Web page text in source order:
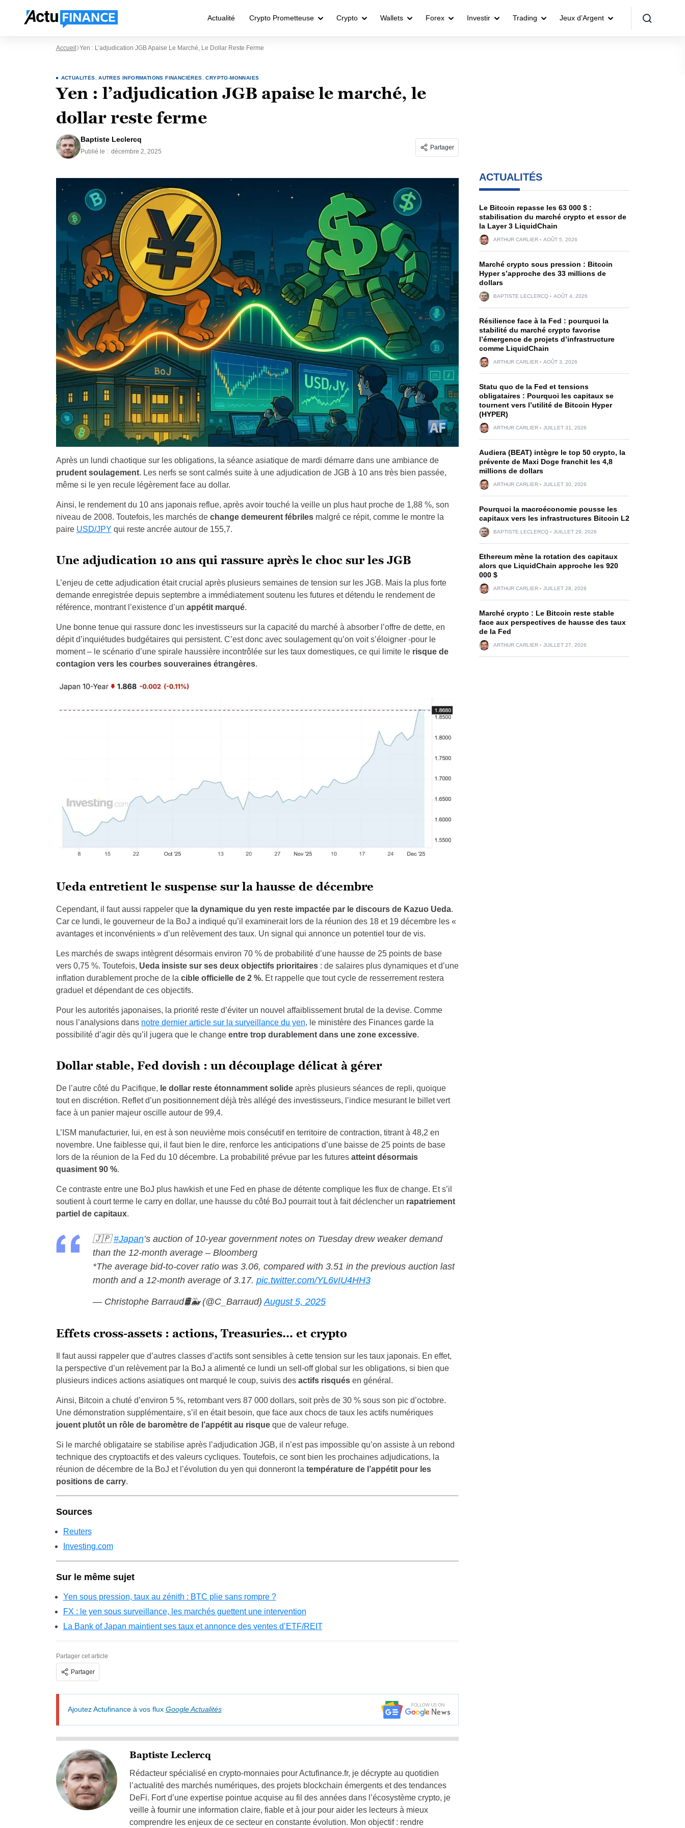
Actualité Crypto Prometteuse Crypto Wallets Forex Investir Trading Jeux d’Argent
Accueil Yen : L’adjudication JGB Apaise Le Marché, Le Dollar Reste Ferme
ACTUALITÉS ,AUTRES INFORMATIONS FINANCIÈRES ,CRYPTO-MONNAIES
Yen : l’adjudication JGB apaise le marché, le
dollar reste ferme
Baptiste Leclercq
Publié le : décembre 2, 2025
Partager
Après un lundi chaotique sur les obligations, la séance asiatique de mardi démarre dans une ambiance de
prudent soulagement. Les nerfs se sont calmés suite à une adjudication de JGB à 10 ans très bien passée,
même si le yen recule légèrement face au dollar.
Ainsi, le rendement du 10 ans japonais reflue, après avoir touché la veille un plus haut proche de 1,88 %, son
niveau de 2008. Toutefois, les marchés de change demeurent fébrilesmalgré ce répit, comme le montre la
paire USD/JPY qui reste ancrée autour de 155,7.
Une adjudication 10 ans qui rassure après le choc sur les JGB
L’enjeu de cette adjudication était crucial après plusieurs semaines de tension sur les JGB. Mais la plus forte
demande enregistrée depuis septembre a immédiatement soutenu les futures et détendu le rendement de
référence, montrant l’existence d’un appétit marqué.
Une bonne tenue qui rassure donc les investisseurs sur la capacité du marché à absorber l’offre de dette, en
dépit d’inquiétudes budgétaires qui persistent. C’est donc avec soulagement qu’on voit s’éloigner -pour le
moment – le scénario d’une spirale haussière incontrôlée sur les taux domestiques, ce qui limite lerisque de
contagion vers les courbes souveraines étrangères.
Ueda entretient le suspense sur la hausse de décembre
Cependant, il faut aussi rappeler quela dynamique du yen reste impactée par le discours de Kazuo Ueda.
Car ce lundi, le gouverneur de la BoJ a indiqué qu’il examinerait lors de la réunion des 18 et 19 décembre les «
avantages et inconvénients » d’un relèvement des taux. Un signal qui annonce un potentiel tour de vis.
Les marchés de swaps intègrent désormais environ 70 % de probabilité d’une hausse de 25 points de base
vers 0,75 %. Toutefois, Ueda insiste sur ses deux objectifs prioritaires: de salaires plus dynamiques et d’une
inflation durablement proche de la cible officielle de 2 %. Et rappelle que tout cycle de resserrement restera
graduel et dépendant de ces objectifs.
Pour les autorités japonaises, la priorité reste d’éviter un nouvel affaiblissement brutal de la devise. Comme
nous l’analysions dans notre dernier article sur la surveillance du yen, le ministère des Finances garde la
possibilité d’agir dès qu’il jugera que le change entre trop durablement dans une zone excessive.
Dollar stable, Fed dovish : un découplage délicat à gérer
De l’autre côté du Pacifique, le dollar reste étonnamment solide après plusieurs séances de repli, quoique
tout en discrétion. Reflet d’un positionnement déjà très allégé des investisseurs, l’indice mesurant le billet vert
face à un panier majeur oscille autour de 99,4.
L’ISM manufacturier, lui, en est à son neuvième mois consécutif en territoire de contraction, titrant à 48,2 en
novembre. Une faiblesse qui, il faut bien le dire, renforce les anticipations d’une baisse de 25 points de base
lors de la réunion de la Fed du 10 décembre. La probabilité prévue par les futures atteint désormais
quasiment 90 %.
Ce contraste entre une BoJ plus hawkish et une Fed en phase de détente complique les flux de change. Et s’il
soutient à court terme le carry en dollar, une hausse du côté BoJ pourrait tout à fait déclencher un rapatriement
partiel de capitaux.
🇯🇵#Japan’s auction of 10-year government notes on Tuesday drew weaker demand
than the 12-month average – Bloomberg
*The average bid-to-cover ratio was 3.06, compared with 3.51 in the previous auction last
month and a 12-month average of 3.17. pic.twitter.com/YL6vIU4HH3
— Christophe Barraud🛢🐳 (@C_Barraud) August 5, 2025
Effets cross-assets : actions, Treasuries… et crypto
Il faut aussi rappeler que d’autres classes d’actifs sont sensibles à cette tension sur les taux japonais. En effet,
la perspective d’un relèvement par la BoJ a alimenté ce lundi un sell-off global sur les obligations, si bien que
plusieurs indices actions asiatiques ont marqué le coup, suivis des actifs risquésen général.
Ainsi, Bitcoin a chuté d’environ 5 %, retombant vers 87 000 dollars, soit près de 30 % sous son pic d’octobre.
Une démonstration supplémentaire, s’il en était besoin, que face aux chocs de taux les actifs numériques
jouent plutôt un rôle de baromètre de l’appétit au risqueque de valeur refuge.
Si le marché obligataire se stabilise après l’adjudication JGB, il n’est pas impossible qu’on assiste à un rebond
technique des cryptoactifs et des valeurs cycliques. Toutefois, ce sont bien les prochaines adjudications, la
réunion de décembre de la BoJ et l’évolution du yen qui donneront la température de l’appétit pour les
positions de carry.
Sources
Reuters
Investing.com
Sur le même sujet
Yen sous pression, taux au zénith : BTC plie sans rompre ?
FX : le yen sous surveillance, les marchés guettent une intervention
La Bank of Japan maintient ses taux et annonce des ventes d’ETF/REIT
Partager cet article
Partager
Ajoutez Actufinance à vos flux Google Actualités
Baptiste Leclercq
Rédacteur spécialisé en crypto-monnaies pour Actufinance.fr, je décrypte au quotidien
l’actualité des marchés numériques, des projets blockchain émergents et des tendances
DeFi. Fort d’une expertise pointue acquise au fil des années dans l’écosystème crypto, je
veille à fournir une information claire, fiable et à jour pour aider les lecteurs à mieux
comprendre les enjeux de ce secteur en constante évolution. Mon objectif : rendre
ACTUALITÉS
Le Bitcoin repasse les 63 000 $ :
stabilisation du marché crypto et essor de
la Layer 3 LiquidChain
ARTHUR CARLIER AOÛT 5, 2026
Marché crypto sous pression : Bitcoin
Hyper s’approche des 33 millions de
dollars
BAPTISTE LECLERCQ AOÛT 4, 2026
Résilience face à la Fed : pourquoi la
stabilité du marché crypto favorise
l’émergence de projets d’infrastructure
comme LiquidChain
ARTHUR CARLIER AOÛT 3, 2026
Statu quo de la Fed et tensions
obligataires : Pourquoi les capitaux se
tournent vers l’utilité de Bitcoin Hyper
(HYPER)
ARTHUR CARLIER JUILLET 31, 2026
Audiera (BEAT) intègre le top 50 crypto, la
prévente de Maxi Doge franchit les 4,8
millions de dollars
ARTHUR CARLIER JUILLET 30, 2026
Pourquoi la macroéconomie pousse les
capitaux vers les infrastructures Bitcoin L2
BAPTISTE LECLERCQ JUILLET 29, 2026
Ethereum mène la rotation des capitaux
alors que LiquidChain approche les 920
000 $
ARTHUR CARLIER JUILLET 28, 2026
Marché crypto : Le Bitcoin reste stable
face aux perspectives de hausse des taux
de la Fed
ARTHUR CARLIER JUILLET 27, 2026